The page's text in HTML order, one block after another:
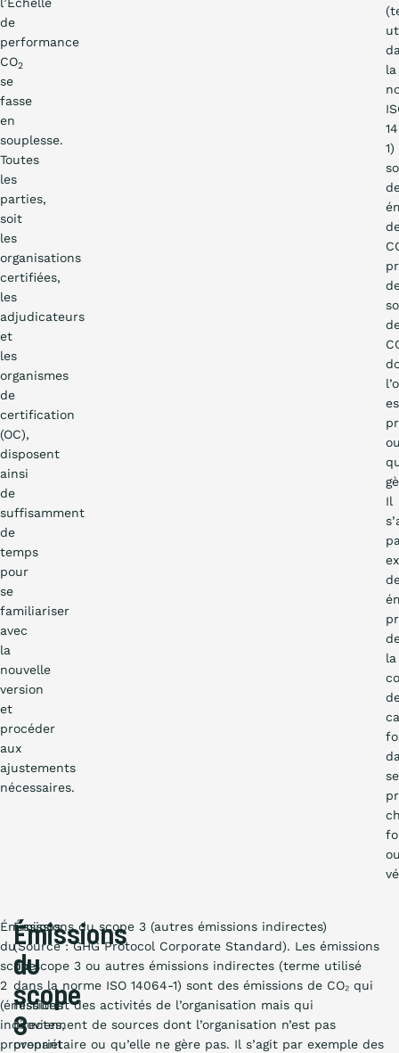
de
performance
CO2
se
fasse
en
souplesse.
Toutes
les
parties,
soit
les
organisations
certifiées,
les
adjudicateurs
et
les
organismes
de
certification
(OC),
disposent
ainsi
de
suffisamment
de
temps
pour
se
familiariser
avec
la
nouvelle
version
et
procéder
aux
ajustements
nécessaires.
la
1)
Il
la
Émissions
du
scope
2
(émissions
indirectes,
provenant
Émissions
du
scope
3
Émissions du scope 3 (autres émissions indirectes)
(Source : GHG Protocol Corporate Standard). Les émissions
du scope 3 ou autres émissions indirectes (terme utilisé
dans la norme ISO 14064-1) sont des émissions de CO₂ qui
résultent des activités de l’organisation mais qui
proviennent de sources dont l’organisation n’est pas
propriétaire ou qu’elle ne gère pas. Il s’agit par exemple des